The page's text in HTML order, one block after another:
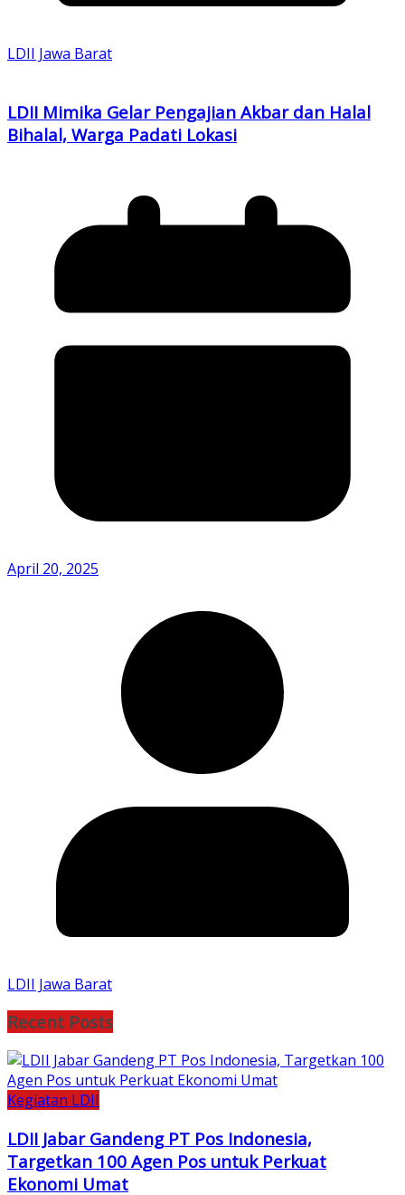
LDII Jawa Barat
LDII Mimika Gelar Pengajian Akbar dan Halal
Bihalal, Warga Padati Lokasi
April 20, 2025
LDII Jawa Barat
Recent Posts
Kegiatan LDII
LDII Jabar Gandeng PT Pos Indonesia,
Targetkan 100 Agen Pos untuk Perkuat
Ekonomi Umat